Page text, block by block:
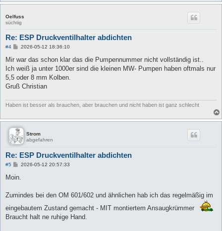
Oelfuss
süchtig
Re: ESP Druckventilhalter abdichten
#4
B
i
r
a
2026-05-12 18:36:10
Mir war das schon klar das die Pumpennummer nicht vollständig ist..
Ich weiß ja unter 1000er sind die kleinen MW- Pumpen haben oftmals nur
5,5 oder 8 mm Kolben.
Gruß Christian
Haben ist besser als brauchen, aber brauchen und nicht haben ist ganz schlecht
Strom
abgefahren
Re: ESP Druckventilhalter abdichten
#5
B
i
a
2026-05-12 20:57:33
Moin.
Zumindes bei den OM 601/602 und ähnlichen hab ich das regelmäßig im
eingebautem Zustand gemacht - MIT montiertem Ansaugkrümmer
Braucht halt ne ruhige Hand.